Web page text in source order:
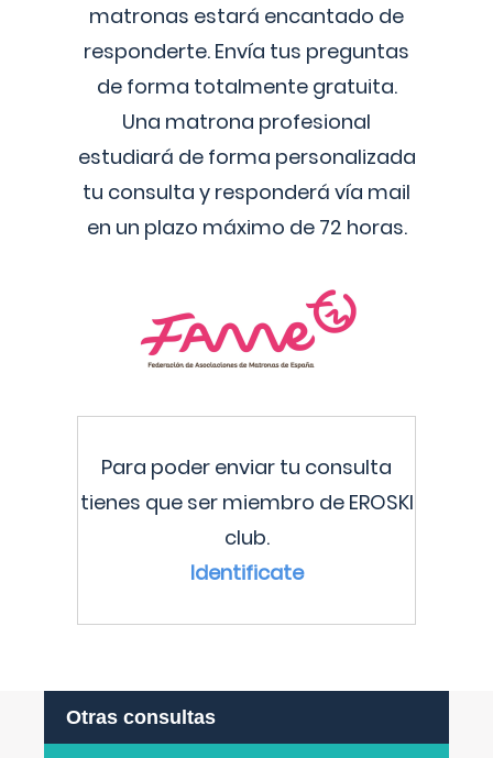
matronas estará encantado de
responderte. Envía tus preguntas
de forma totalmente gratuita.
Una matrona profesional
estudiará de forma personalizada
tu consulta y responderá vía mail
en un plazo máximo de 72 horas.
Para poder enviar tu consulta
tienes que ser miembro de EROSKI
club.
Identificate
Otras consultas